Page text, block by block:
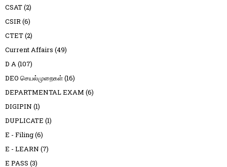
CSAT(2)
CSIR(6)
CTET(2)
Current Affairs (49)
D A(107)
DEO செயல்முறைகள்(16)
DEPARTMENTAL EXAM (6)
DIGIPIN (1)
DUPLICATE (1)
E - Filing(6)
E - LEARN (7)
E PASS (3)